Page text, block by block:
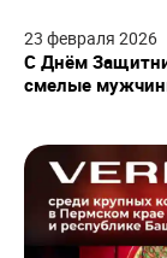
23 февраля 2026
С Днём
смелые